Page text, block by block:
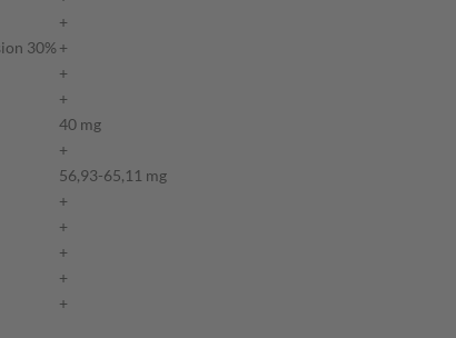
+
30%+
+
+
40 mg
+
56,93-65,11 mg
+
+
+
+
+